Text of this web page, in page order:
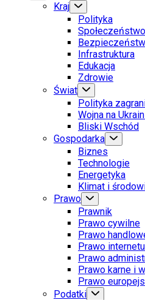
Kraj
Polityka
Społeczeństwo
Infrastruktura
Edukacja
Zdrowie
Świat
Polityka
Wojna na
Bliski Wschód
Gospodarka
Biznes
Technologie
Energetyka
Klimat i
Prawo
Prawnik
Prawo cywilne
Prawo
Prawo
Prawo
Prawo karne i
Prawo
Podatki